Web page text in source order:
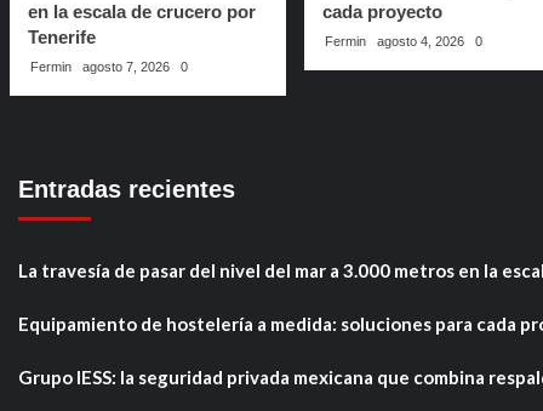
en la escala de crucero por
Tenerife
Fermin agosto 7, 2026 0
cada proyecto
Fermin agosto 4, 2026 0
Entradas recientes
La travesía de pasar del nivel del mar a 3.000 metros en la
Equipamiento de hostelería a medida: soluciones para cada
Grupo IESS: la seguridad privada mexicana que combina